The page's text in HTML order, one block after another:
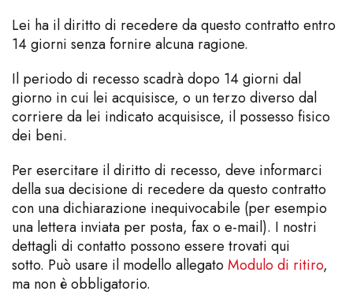
Lei ha il diritto di recedere da questo contratto entro
14 giorni senza fornire alcuna ragione.
Il periodo di recesso scadrà dopo 14 giorni dal
giorno in cui lei acquisisce, o un terzo diverso dal
corriere da lei indicato acquisisce, il possesso fisico
dei beni.
Per esercitare il diritto di recesso, deve informarci
della sua decisione di recedere da questo contratto
con una dichiarazione inequivocabile (per esempio
una lettera inviata per posta, fax o e-mail). I nostri
dettagli di contatto possono essere trovati qui
sotto. Può usare il modello allegato Modulo di ritiro,
ma non è obbligatorio.